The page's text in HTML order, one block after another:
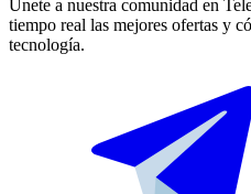
Únete a nuestra comunidad en
tiempo real las mejores ofertas y
tecnología.